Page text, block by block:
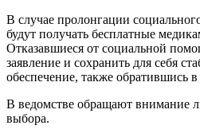
В случае пролонгации
будут получать бесплатные
Отказавшиеся от социальной
заявление и сохранить для себя
обеспечение, также обратившись
В ведомстве обращают внимание
выбора.